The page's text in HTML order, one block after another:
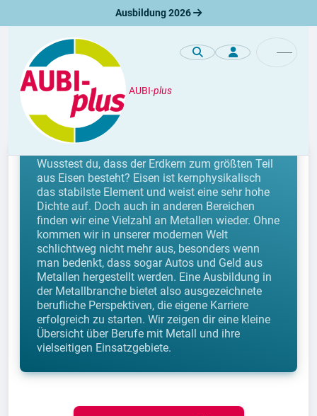
Ausbildung 2026
AUBI-plus
Berufe
Berufe mit Metall
Wusstest du, dass der Erdkern zum größten Teil
aus Eisen besteht? Eisen ist kernphysikalisch
das stabilste Element und weist eine sehr hohe
Dichte auf. Doch auch in anderen Bereichen
finden wir eine Vielzahl an Metallen wieder. Ohne
kommen wir in unserer modernen Welt
schlichtweg nicht mehr aus, besonders wenn
man bedenkt, dass sogar Autos und Geld aus
Metallen hergestellt werden. Eine Ausbildung in
der Metallbranche bietet also ausgezeichnete
berufliche Perspektiven, die eigene Karriere
erfolgreich zu starten. Wir zeigen dir eine kleine
Übersicht über Berufe mit Metall und ihre
vielseitigen Einsatzgebiete.